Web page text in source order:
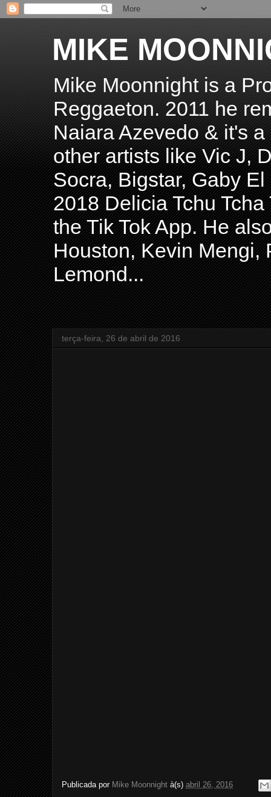
MIKE
Mike Moonnight is a
Reggaeton. 2011 he
Naiara Azevedo & it's
other artists like Vic J,
Socra, Bigstar, Gaby
2018 Delicia Tchu
the Tik Tok App. He
Houston, Kevin Mengi,
Lemond...
terça-feira, 26 de abril de 2016
Publicada por Mike Moonnight à(s) abril 26, 2016